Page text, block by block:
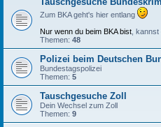
Zum BKA geht's hier entlang
Nur wenn du beim BKA bist ,
Themen: 48
Polizei beim Deutschen
Bundestagspolizei
Themen: 5
Tauschgesuche Zoll
Dein Wechsel zum Zoll
Themen: 9